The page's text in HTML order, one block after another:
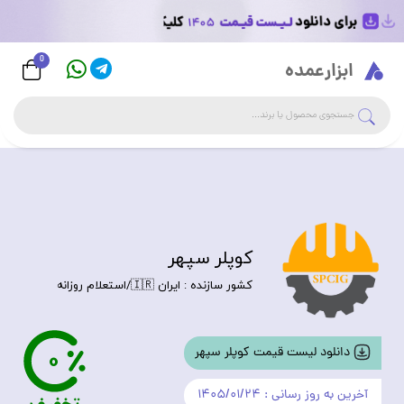
ابزارعمده 0
جستجوی فروشگاه
کوپلر سپهر
کشور سازنده : ایران 🇮🇷/استعلام روزانه
دانلود لیست قیمت کوپلر سپهر
آخرین به روز رسانی :‌ ۱۴۰۵/۰۱/۲۴
0